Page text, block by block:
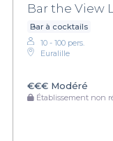
Bar the View
Bar à cocktails
10 - 100 pers.
Euralille
€€€ Modéré
Établissement non